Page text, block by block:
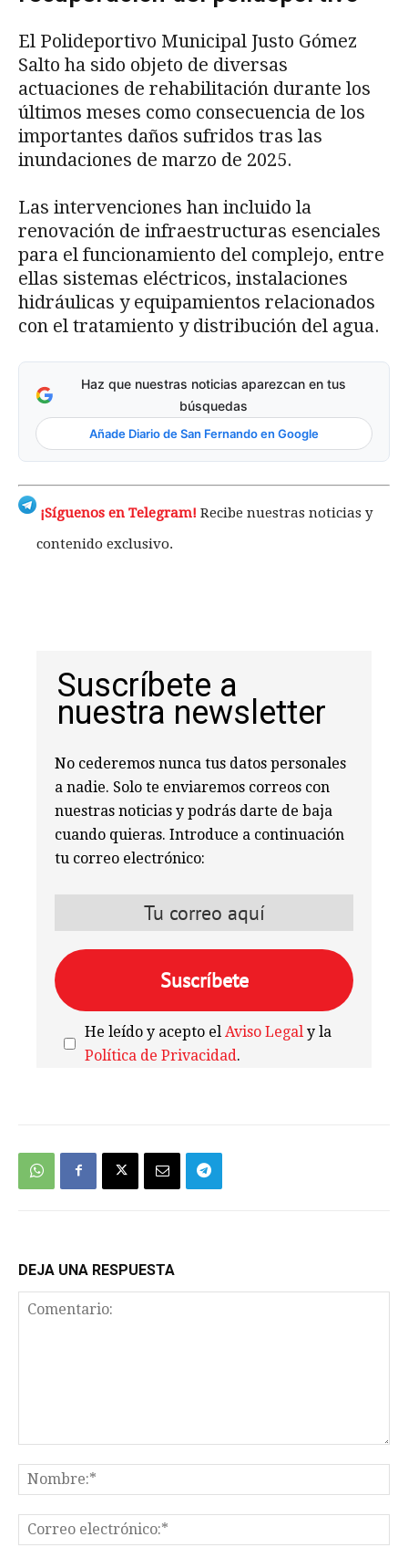
El Polideportivo Municipal Justo Gómez
Salto ha sido objeto de diversas
actuaciones de rehabilitación durante los
últimos meses como consecuencia de los
importantes daños sufridos tras las
inundaciones de marzo de 2025.
Las intervenciones han incluido la
renovación de infraestructuras esenciales
para el funcionamiento del complejo, entre
ellas sistemas eléctricos, instalaciones
hidráulicas y equipamientos relacionados
con el tratamiento y distribución del agua.
Haz que nuestras noticias aparezcan en tus
búsquedas
Añade Diario de San Fernando en Google
¡Síguenos en Telegram! Recibe nuestras noticias y
contenido exclusivo.
Suscríbete a
nuestra newsletter
No cederemos nunca tus datos personales
a nadie. Solo te enviaremos correos con
nuestras noticias y podrás darte de baja
cuando quieras. Introduce a continuación
tu correo electrónico:
He leído y acepto el Aviso Legal y la
Política de Privacidad.
DEJA UNA RESPUESTA